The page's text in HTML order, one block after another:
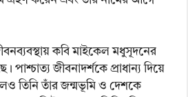
কবি মাইকেল মধুসূদনের
পাশ্চাত্য জীবনাদর্শকে প্রাধান্য দিয়ে
তিনি তাঁর জন্মভূমি ও দেশকে